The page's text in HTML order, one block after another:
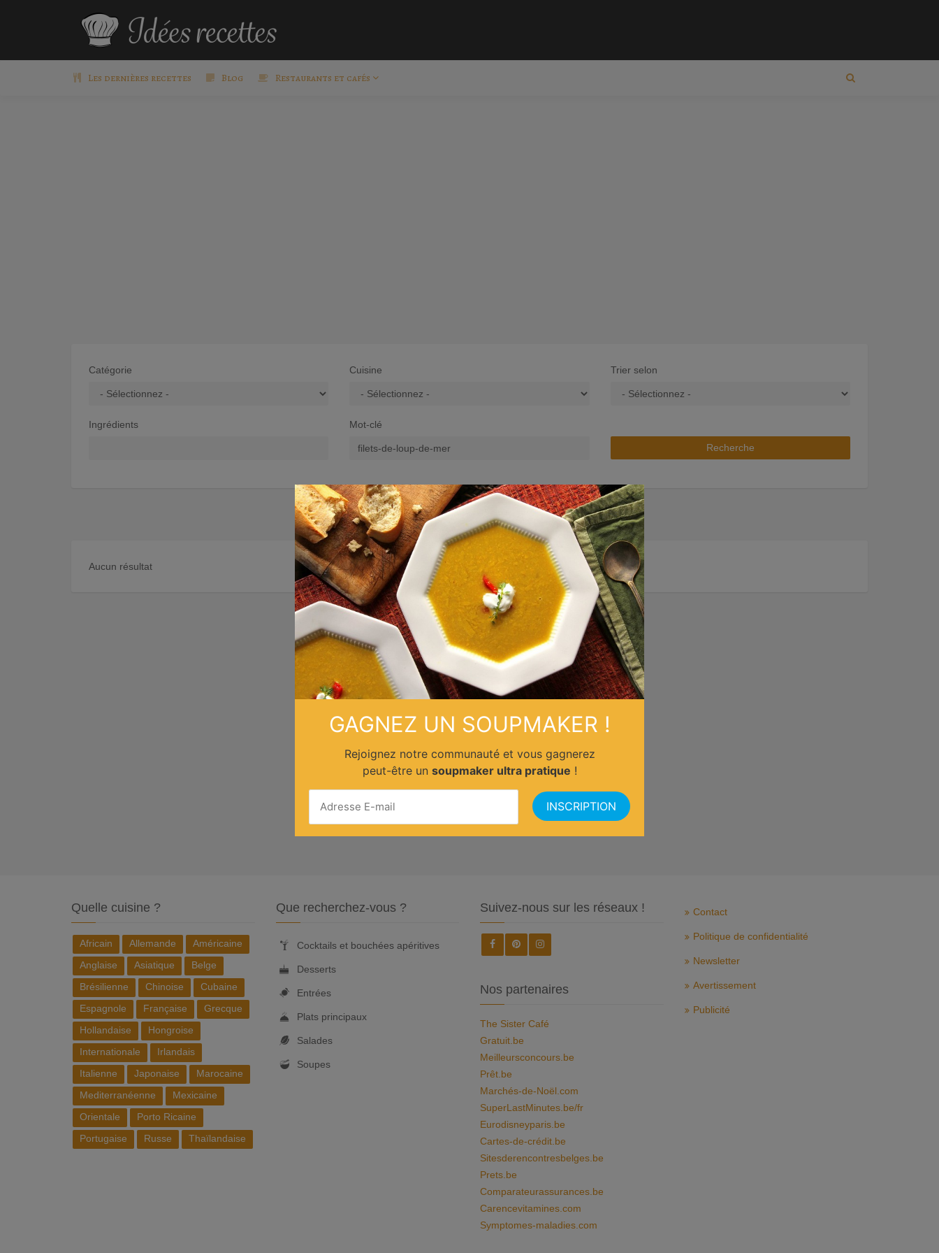
Les dernières recettes Blog Restaurants et cafés
Catégorie Cuisine Trier selon
Ingrédients Mot-clé
Recherche
Aucun résultat
Quelle cuisine ?
Africain Allemande
Américaine
Anglaise
Asiatique
Belge
Brésilienne
Chinoise
Cubaine
Espagnole
Française
Grecque
Hollandaise
Hongroise
Internationale
Irlandais
Italienne
Japonaise
Marocaine
Mediterranéenne
Mexicaine
Orientale
Porto Ricaine
Portugaise
Russe Thaïlandaise
Que recherchez-vous ?
Cocktails et bouchées apéritives
Desserts
Entrées
Plats principaux
Salades
Soupes
Suivez-nous sur les réseaux !
Nos partenaires
The Sister Café
Gratuit.be
Meilleursconcours.be
Prêt.be
Marchés-de-Noël.com
SuperLastMinutes.be/fr
Eurodisneyparis.be
Cartes-de-crédit.be
Sitesderencontresbelges.be
Prets.be
Comparateurassurances.be
Carencevitamines.com
Symptomes-maladies.com
Contact
Politique de confidentialité
Newsletter
Avertissement
Publicité
GAGNEZ UN SOUPMAKER !
Rejoignez notre communauté et vous gagnerez
peut-être un soupmaker ultra pratique !
×